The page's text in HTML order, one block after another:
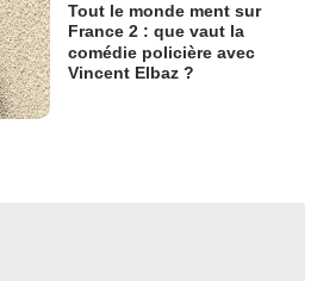
Tout le monde ment sur
France 2 : que vaut la
comédie policière avec
Vincent Elbaz ?